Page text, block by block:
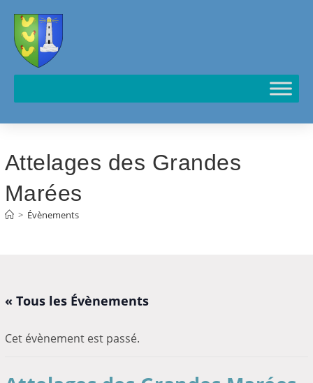
Attelages des Grandes
Marées
> Évènements
« Tous les Évènements
Cet évènement est passé.